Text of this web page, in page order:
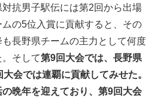
抗男子駅伝には第2回から出場
の5位入賞に貢献すると、その
長野県チームの主力として何度
そして第9回大会では、長野県
会では連覇に貢献してみせた。
晩年を迎えており、第9回大会